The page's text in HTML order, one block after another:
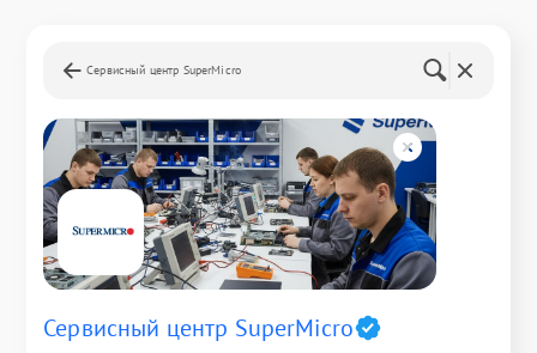
Сервисный центр SuperMicro
Сервисный центр SuperMicro